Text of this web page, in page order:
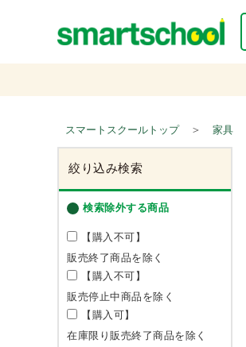
スマートスクールトップ ＞ 家具
絞り込み検索
検索除外する商品
【購入不可】
販売終了商品を除く
【購入不可】
販売停止中商品を除く
【購入可】
在庫限り販売終了商品を除く